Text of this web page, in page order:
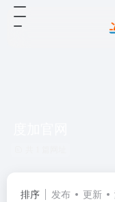
排序 发布 更新